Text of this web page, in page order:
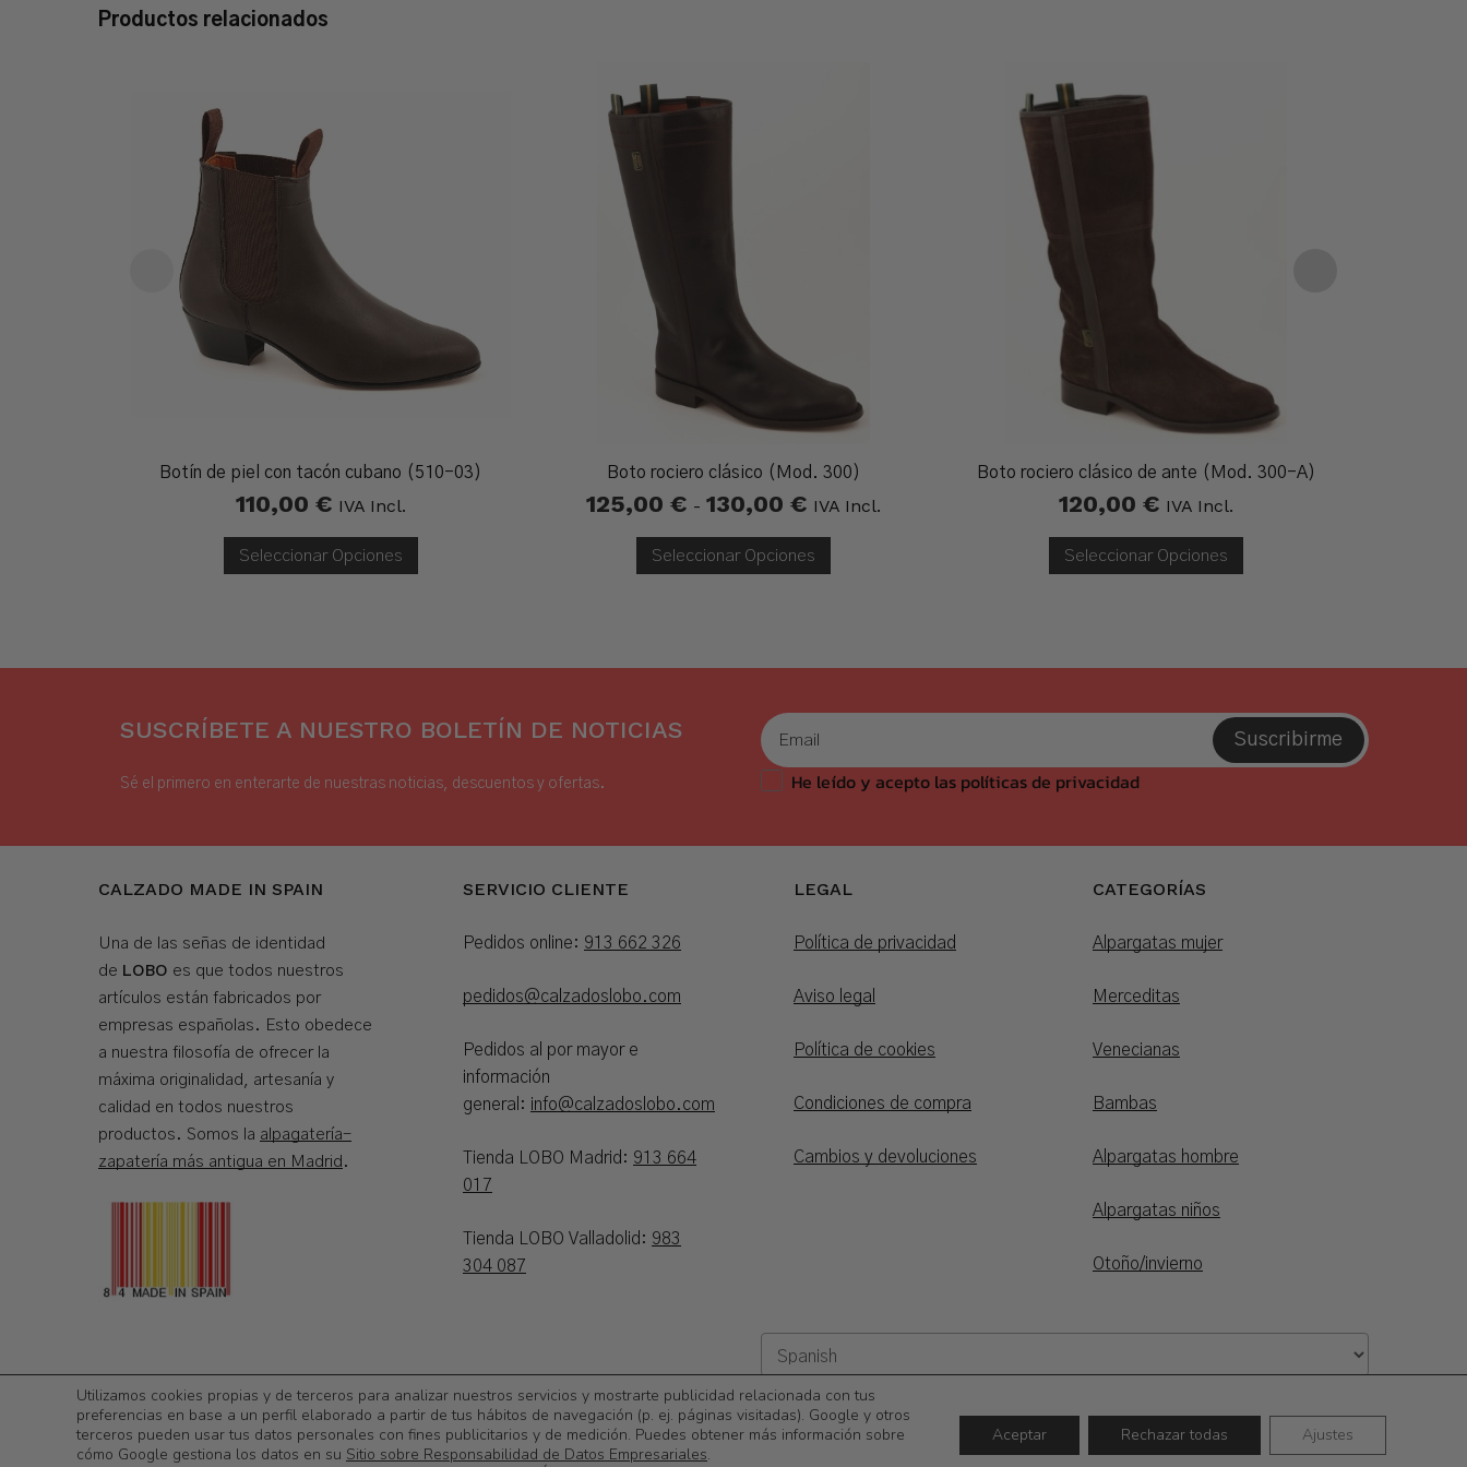
Productos relacionados
Botín de piel con tacón cubano (510-03)
110,00 € IVA Incl.
Seleccionar Opciones
Boto rociero clásico (Mod. 300)
125,00 € - 130,00 € Rango
Precios:
Desde
125,00 €
IVA Incl.
Seleccionar Opciones
Boto rociero clásico de ante (Mod. 300-A)
120,00€ IVA Incl.
Seleccionar Opciones
SUSCRÍBETE A NUESTRO BOLETÍN DE NOTICIAS
Sé el primero en enterarte de nuestras noticias, descuentos y ofertas.
Suscribirme
He leído y acepto las políticas de privacidad
CALZADO MADE IN SPAIN
Una de las señas de identidad
de LOBO es que todos nuestros
artículos están fabricados por
empresas españolas. Esto obedece
a nuestra filosofía de ofrecer la
máxima originalidad, artesanía y
calidad en todos nuestros
productos. Somos la alpagatería-
zapatería más antigua en Madrid .
SERVICIO CLIENTE
Pedidos online: 913 662 326
pedidos@calzadoslobo.com
Pedidos al por mayor e
información
general: info@calzadoslobo.com
Tienda LOBO Madrid: 913 664
017
Tienda LOBO Valladolid: 983
304 087
LEGAL
Política de privacidad
Aviso legal
Política de cookies
Condiciones de compra
Cambios y devoluciones
CATEGORÍAS
Alpargatas mujer
Merceditas
Venecianas
Bambas
Alpargatas hombre
Alpargatas niños
Otoño/invierno
©2026Calzadoslobo
Utilizamos cookies propias y de terceros para analizar nuestros servicios y mostrarte publicidad relacionada con tus
preferencias en base a un perfil elaborado a partir de tus hábitos de navegación (p. ej. páginas visitadas). Google y otros
terceros pueden usar tus datos personales con fines publicitarios y de medición. Puedes obtener más información sobre
cómo Google gestiona los datos en su Sitio sobre Responsabilidad de Datos Empresariales.
Aceptar Rechazar todas Ajustes